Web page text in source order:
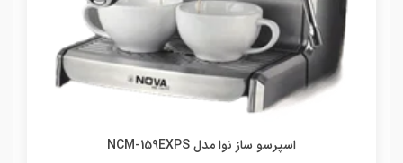
اسپرسو ساز نوا مدل NCM-159EXPS